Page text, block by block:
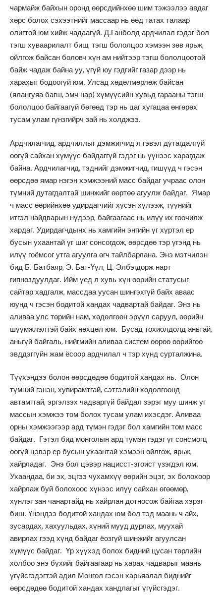
чармайж байхын оронд өөрсдийнхөө шим тэжээлээ авдаг
хөрс болох сэхээтнийг массаар нь өөд татах талаар
олигтой юм хийж чадаагүй. Д.Ганболд ардчилал гэдэг бол
тэгш хуваарилалт биш, тэгш бололцоо хэмээн зөв ярьж,
ойлгож байсан боловч хүн ам нийтээр тэгш бололцоотой
байж чадаж байна уу, үгүй юу гэдгийг газар дээр нь
харахыг бодоогүй юм. Улсад хөдөлмөрлөж байсан
(ялангуяа багш, эмч нар) хүмүүсийн хувьд гарааны тэгш
бололцоо байгаагүй бөгөөд тэр нь цаг хугацаа өнгөрөх
тусам улам гүнзгийрч зай нь холджээ.
Ардчилагчид, ардчиллыг дэмжигчид л гэвэл дутагдалгүй
өөгүй сайхан хүмүүс байдаггүй гэдэг нь үүнээс харагдаж
байна. Ардчилагчид, тэднийг дэмжигчид, гишүүд ч гэсэн
өөрсдөө ямар нэгэн хэмжээний масс байдаг учраас олон
түмний дутагдалтай шинжийг өөртөө агуулж байдаг. Ямар
ч масс өөрийнхөө удирдагчийг хүсэн хүлээж, түүнийг
итгэл найдварын нүдээр, байгаагаас нь илүү их гоочилж
хардаг. Удирдагчдынх нь хамгийн энгийн үг хүртэл ер
бусын ухаантай үг шиг сонсогдож, өөрсдөө тэр үгэнд нь
илүү гоёмсог утга агуулга өгч тайлбарлана. Энэ мэтчилэн
бид Б. Батбаяр, Э. Бат-Үүл, Ц. Элбэгдорж нарт
гипноздуулдаг. Ийм үед л хувь хүн өөрийн статусыг
сайтар хадгалж, массдаа уусан шингэхгүй байх аваас
юунд ч гэсэн бодитой хандах чадвартай байдаг. Энэ нь
аливаа улс төрийн нам, хөдөлгөөн эрүүл саруул, өөрийн
шүүмжлэлтэй байх нөхцөл юм. Бусад тохиолдолд аньтай,
аньгүй байгаль, нийгмийн аливаа систем өөрөө өөрийгөө
эвддэггүйн жам ёсоор ардчилал ч тэр хүнд сурталжина.
Түүхэндээ болон өөрсдөдөө бодитой хандах нь. Олон
түмний гэнэн, хувирамтгай, сэтгэлийн хөдөлгөөнд
автамтгай, эргэлзэх чадваргүй байдал зэрэг муу шинж уг
массын хэмжээ том болох тусам улам ихэсдэг. Аливаа
орны хэмжээгээр ард түмэн гэдэг бол хамгийн том масс
байдаг. Гэтэл бид монголын ард түмэн гэдэг үг сонсмогц
өөгүй цэвэр ер бусын ухаантай хэмээн ойлгож, ярьж,
хайрладаг. Энэ бол цэвэр нацисст-эгоист үзэгдэл юм.
Ухаандаа, би эх, эцгээ чухамхүү өөрийн эцэг, эх болохоор
хайрлаж буй болохоос хүнээс илүү сайхан өгөөмөр,
хүнлэг зан чанартайд нь хайрлан дотносож байгаа хэрэг
биш. Үнэндээ бодитой хандах юм бол тэд маань ч айх,
зусардах, хахуульдах, хүний мууд дурлах, муухай
авирлах гээд хүнд байдаг ёозгүй шинжийг агуулсан
хүмүүс байдаг. Үр хүүхэд болох бидний цусан төрлийн
холбоо энэ бүхийг байгаагаар нь харах чадварыг маань
үгүйсгэдэгтэй адил Монгол гэсэн харьяалал биднийг
өөрсдөдөө бодитой хандах хандлагыг үгүйсгэдэг.